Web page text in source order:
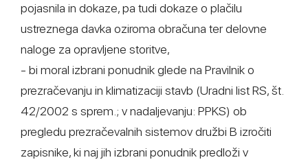
pojasnila in dokaze, pa tudi dokaze o plačilu
ustreznega davka oziroma obračuna ter delovne
naloge za opravljene storitve,
- bi moral izbrani ponudnik glede na Pravilnik o
prezračevanju in klimatizaciji stavb (Uradni list RS, št.
42/2002 s sprem.; v nadaljevanju: PPKS) ob
pregledu prezračevalnih sistemov družbi B izročiti
zapisnike, ki naj jih izbrani ponudnik predloži v